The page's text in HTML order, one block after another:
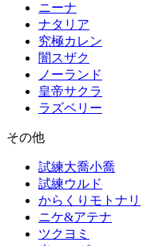
ニーナ
ナタリア
究極カレン
闇スザク
ノーランド
皇帝サクラ
ラズベリー
その他
試練大喬小喬
試練ウルド
からくりモトナリ
ニケ&アテナ
ツクヨミ